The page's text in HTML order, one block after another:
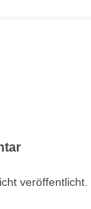
veröffentlicht.